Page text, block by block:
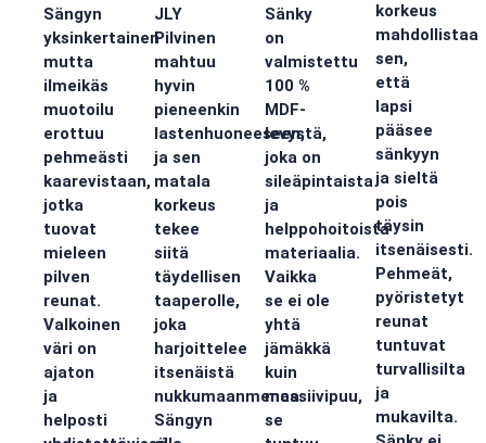
Sängyn
yksinkertainen
mutta
ilmeikäs
muotoilu
erottuu
pehmeästi
kaarevistaan,
jotka
tuovat
mieleen
pilven
reunat.
Valkoinen
väri on
ajaton
ja
helposti
JLY
Pilvinen
mahtuu
hyvin
pieneenkin
lastenhuoneeseen,
ja sen
matala
korkeus
tekee
siitä
täydellisen
taaperolle,
joka
harjoittelee
itsenäistä
nukkumaanmenoa.
Sängyn
Sänky
on
valmistettu
100 %
MDF-
levystä,
joka on
sileäpintaista
ja
helppohoitoista
materiaalia.
Vaikka
se ei ole
yhtä
jämäkkä
kuin
massiivipuu,
se
korkeus
mahdollistaa
sen,
että
lapsi
pääsee
sänkyyn
ja sieltä
pois
täysin
itsenäisesti.
Pehmeät,
pyöristetyt
reunat
tuntuvat
turvallisilta
ja
mukavilta.